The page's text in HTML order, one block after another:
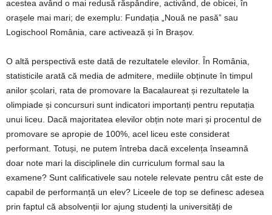
acestea având o mai redusă răspândire, activând, de obicei, în
orașele mai mari; de exemplu: Fundația „Nouă ne pasă” sau
Logischool România, care activează și în Brașov.
O altă perspectivă este dată de rezultatele elevilor. În România,
statisticile arată că media de admitere, mediile obținute în timpul
anilor școlari, rata de promovare la Bacalaureat și rezultatele la
olimpiade și concursuri sunt indicatori importanți pentru reputația
unui liceu. Dacă majoritatea elevilor obțin note mari și procentul de
promovare se apropie de 100%, acel liceu este considerat
performant. Totuși, ne putem întreba dacă excelența înseamnă
doar note mari la disciplinele din curriculum formal sau la
examene? Sunt calificativele sau notele relevate pentru cât este de
capabil de performanță un elev? Liceele de top se definesc adesea
prin faptul că absolvenții lor ajung studenți la universități de